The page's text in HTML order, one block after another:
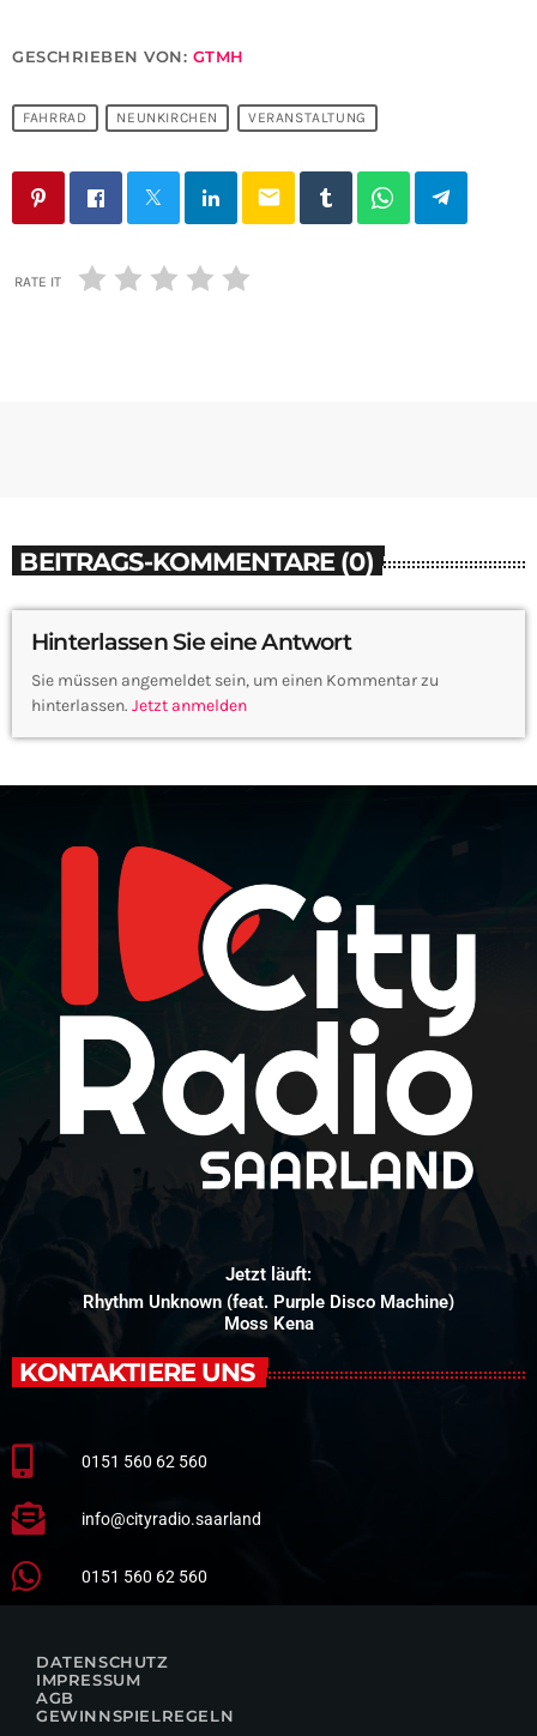
GESCHRIEBEN VON: GTMH
FAHRRAD NEUNKIRCHEN VERANSTALTUNG
email
RATE IT
BEITRAGS-KOMMENTARE (0)
Hinterlassen Sie eine Antwort
Sie müssen angemeldet sein, um einen Kommentar zu
hinterlassen. Jetzt anmelden
Jetzt läuft:
Rhythm Unknown (feat. Purple Disco Machine)
Moss Kena
KONTAKTIERE UNS
0151 560 62 560
info@cityradio.saarland
0151 560 62 560
DATENSCHUTZ
IMPRESSUM
AGB
GEWINNSPIELREGELN